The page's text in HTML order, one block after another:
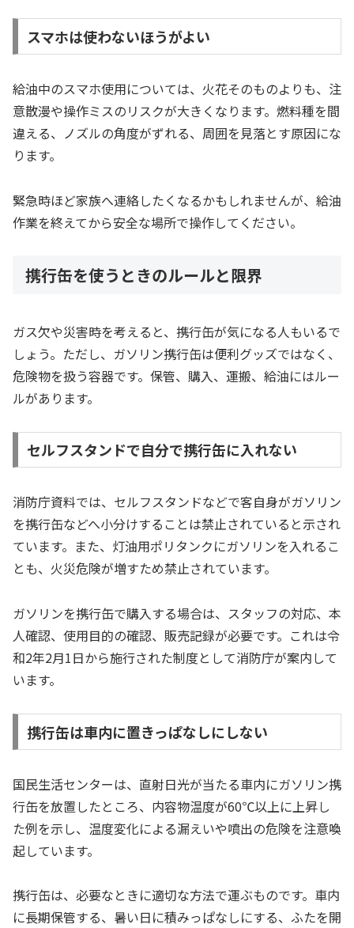
スマホは使わないほうがよい
給油中のスマホ使用については、火花そのものよりも、注
意散漫や操作ミスのリスクが大きくなります。燃料種を間
違える、ノズルの角度がずれる、周囲を見落とす原因にな
ります。
緊急時ほど家族へ連絡したくなるかもしれませんが、給油
作業を終えてから安全な場所で操作してください。
携行缶を使うときのルールと限界
ガス欠や災害時を考えると、携行缶が気になる人もいるで
しょう。ただし、ガソリン携行缶は便利グッズではなく、
危険物を扱う容器です。保管、購入、運搬、給油にはルー
ルがあります。
セルフスタンドで自分で携行缶に入れない
消防庁資料では、セルフスタンドなどで客自身がガソリン
を携行缶などへ小分けすることは禁止されていると示され
ています。また、灯油用ポリタンクにガソリンを入れるこ
とも、火災危険が増すため禁止されています。
ガソリンを携行缶で購入する場合は、スタッフの対応、本
人確認、使用目的の確認、販売記録が必要です。これは令
和2年2月1日から施行された制度として消防庁が案内して
います。
携行缶は車内に置きっぱなしにしない
国民生活センターは、直射日光が当たる車内にガソリン携
行缶を放置したところ、内容物温度が60℃以上に上昇し
た例を示し、温度変化による漏えいや噴出の危険を注意喚
起しています。
携行缶は、必要なときに適切な方法で運ぶものです。車内
に長期保管する、暑い日に積みっぱなしにする、ふたを開